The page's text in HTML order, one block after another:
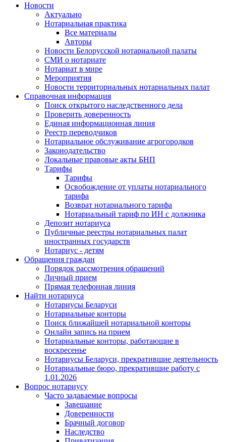
Новости
Актуально
Нотариальная практика
Все материалы
Авторы
Новости Белорусской нотариальной палаты
СМИ о нотариате
Нотариат в мире
Мероприятия
Новости территориальных нотариальных палат
Справочная информация
Поиск открытого наследственного дела
Проверить доверенность
Единая информационная линия
Реестр переводчиков
Нотариальное обслуживание агрогородков
Законодательство
Локальные правовые акты БНП
Тарифы
Тарифы
Освобождение от уплаты нотариального
тарифа
Возврат нотариального тарифа
Нотариальный тариф по ИН с должника
Депозит нотариуса
Публичные реестры нотариальных палат
иностранных государств
Нотариус - детям
Обращения граждан
Порядок рассмотрения обращений
Личный прием
Прямая телефонная линия
Найти нотариуса
Нотариусы Беларуси
Нотариальные конторы
Поиск ближайшей нотариальной конторы
Онлайн запись на прием
Нотариальные конторы, работающие в
воскресенье
Нотариусы Беларуси, прекратившие деятельность
Нотариальные бюро, прекратившие работу с
1.01.2026
Вопрос нотариусу
Часто задаваемые вопросы
Завещание
Доверенности
Брачный договор
Наследство